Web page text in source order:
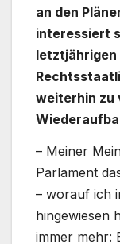
an den
interessiert
letztjährigen
weiterhin zu
– Meiner
Parlament
– worauf ich
hingewiesen
immer mehr: